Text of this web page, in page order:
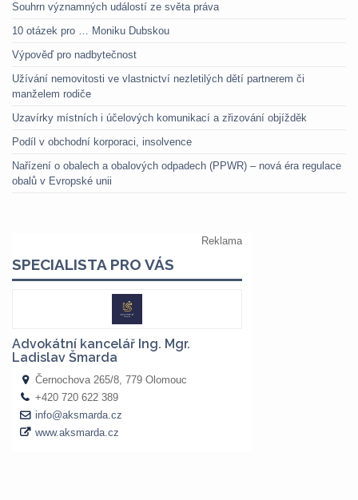
Souhrn významných událostí ze světa práva
10 otázek pro … Moniku Dubskou
Výpověď pro nadbytečnost
Užívání nemovitosti ve vlastnictví nezletilých dětí partnerem či
manželem rodiče
Uzavírky místních i účelových komunikací a zřizování objížděk
Podíl v obchodní korporaci, insolvence
Nařízení o obalech a obalových odpadech (PPWR) – nová éra regulace
obalů v Evropské unii